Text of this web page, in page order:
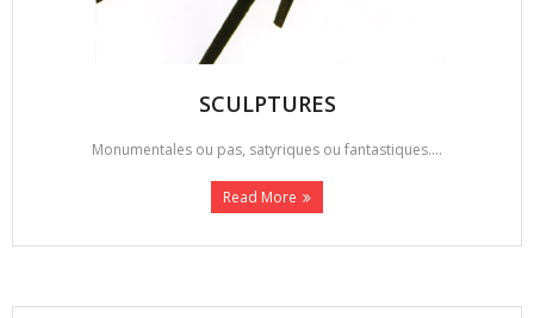
SCULPTURES
Monumentales ou pas, satyriques ou fantastiques....
Read More